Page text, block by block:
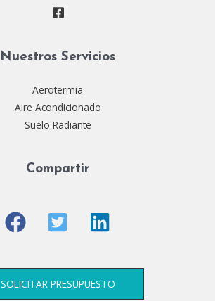
Nuestros Servicios
Aerotermia
Aire Acondicionado
Suelo Radiante
Compartir
SOLICITAR PRESUPUESTO